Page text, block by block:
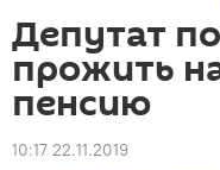
Депутат
прожить
пенсию
10:17 22.11.2019